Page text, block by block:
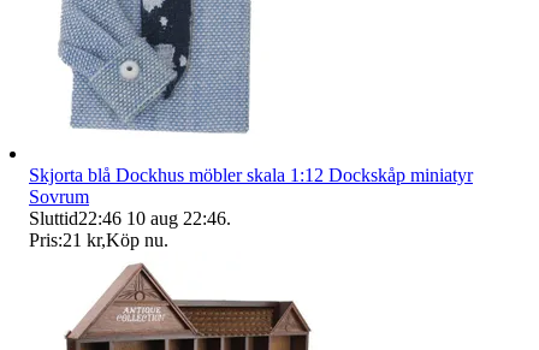
Skjorta blå Dockhus möbler skala 1:12 Dockskåp miniatyr
Sovrum
Sluttid22:46 10 aug 22:46.
Pris:21 kr,Köp nu.